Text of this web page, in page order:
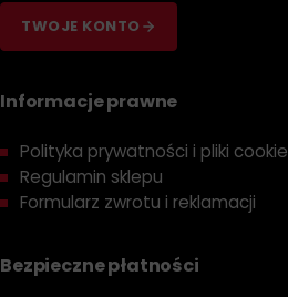
TWOJE KONTO
Informacje prawne
Polityka prywatności i pliki cookie
Regulamin sklepu
Formularz zwrotu i reklamacji
Bezpieczne płatności